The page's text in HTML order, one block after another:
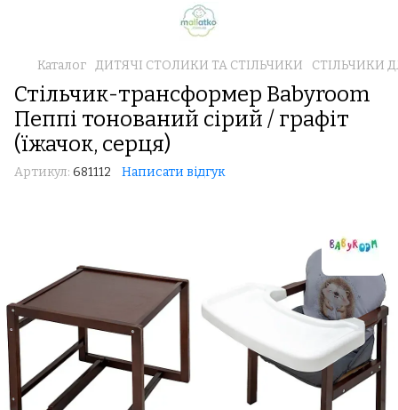
Каталог ДИТЯЧІ СТОЛИКИ ТА СТІЛЬЧИКИ СТІЛЬЧИКИ
Стільчик-трансформер Babyroom
Пеппі тонований сірий / графіт
(їжачок, серця)
Артикул: 681112 Написати відгук